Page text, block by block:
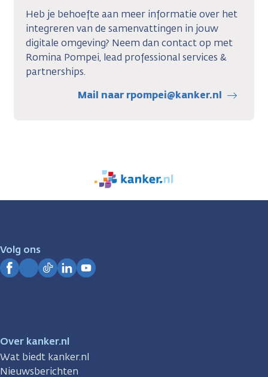
Heb je behoefte aan meer informatie over het
integreren van de samenvattingen in jouw
digitale omgeving? Neem dan contact op met
Romina Pompei, lead professional services &
partnerships.
Mail naar rpompei@kanker.nl
We
zijn
Volg ons
Over kanker.nl
Wat biedt kanker.nl
Nieuwsberichten